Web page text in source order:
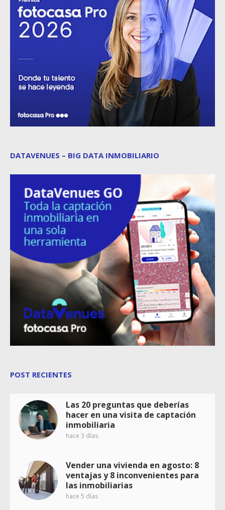
DATAVENUES – BIG DATA INMOBILIARIO
POST RECIENTES
Las 20 preguntas que deberías
hacer en una visita de captación
inmobiliaria
hace 3 días
Vender una vivienda en agosto: 8
ventajas y 8 inconvenientes para
las inmobiliarias
hace 5 días